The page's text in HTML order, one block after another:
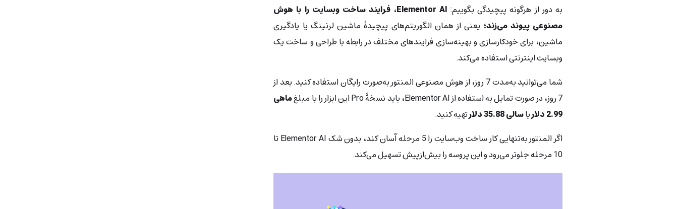
به دور از هرگونه پیچیدگی بگوییم:
Elementor AI، فرایند ساخت وبسایت را با هوش
مصنوعی پیوند می‌زند؛ یعنی از همان الگوریتم‌های پیچیدۀ ماشین لرنینگ یا یادگیری
ماشین، برای خودکارسازی و بهینه‌سازی فرایندهای مختلف در رابطه با طراحی و ساخت یک
وبسایت اینترنتی استفاده می‌کند.
شما می‌توانید به‌مدت 7 روز، از هوش مصنوعی المنتور به‌صورت رایگان استفاده کنید. بعد از
7 روز، در صورت تمایل به استفاده از Elementor AI، باید نسخۀ Pro این ابزار را با مبلغ
ماهی
2.99 دلار
یاسالی 35.88 دلار
تهیه کنید.
اگر المنتور به‌تنهایی کار ساخت وب‌سایت را 5 مرحله آسان کند، بدون شک Elementor AI تا
10 مرحله جلوتر می‌رود و این پروسه را بیش‌ازپیش تسهیل می‌کند.